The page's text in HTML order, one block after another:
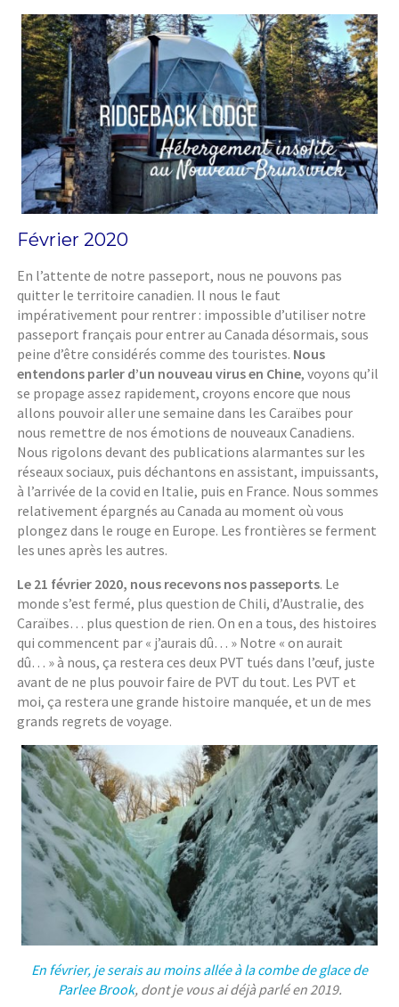
Février 2020
En l’attente de notre passeport, nous ne pouvons pas
quitter le territoire canadien. Il nous le faut
impérativement pour rentrer : impossible d’utiliser notre
passeport français pour entrer au Canada désormais, sous
peine d’être considérés comme des touristes. Nous
entendons parler d’un nouveau virus en Chine, voyons qu’il
se propage assez rapidement, croyons encore que nous
allons pouvoir aller une semaine dans les Caraïbes pour
nous remettre de nos émotions de nouveaux Canadiens.
Nous rigolons devant des publications alarmantes sur les
réseaux sociaux, puis déchantons en assistant, impuissants,
à l’arrivée de la covid en Italie, puis en France. Nous sommes
relativement épargnés au Canada au moment où vous
plongez dans le rouge en Europe. Les frontières se ferment
les unes après les autres.
Le 21 février 2020, nous recevons nos passeports. Le
monde s’est fermé, plus question de Chili, d’Australie, des
Caraïbes… plus question de rien. On en a tous, des histoires
qui commencent par « j’aurais dû… » Notre « on aurait
dû… » à nous, ça restera ces deux PVT tués dans l’œuf, juste
avant de ne plus pouvoir faire de PVT du tout. Les PVT et
moi, ça restera une grande histoire manquée, et un de mes
grands regrets de voyage.
En février, je serais au moins allée à la combe de glace de
Parlee Brook, dont je vous ai déjà parlé en 2019.